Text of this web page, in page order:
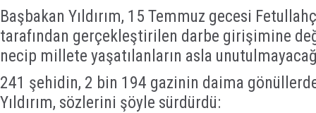
Başbakan Yıldırım, 15 Temmuz gecesi
tarafından gerçekleştirilen darbe girişimine
necip millete yaşatılanların asla
241 şehidin, 2 bin 194 gazinin daima
Yıldırım, sözlerini şöyle sürdürdü: